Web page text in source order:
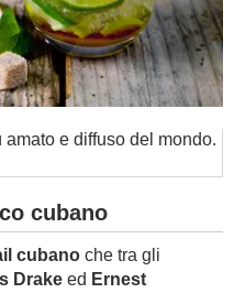
amato e diffuso del mondo.
cubano
cubano che tra gli
Drake ed Ernest